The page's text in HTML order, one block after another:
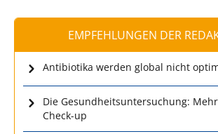
EMPFEHLUNGEN DER
Antibiotika werden global nicht
Die Gesundheitsuntersuchung:
Check-up